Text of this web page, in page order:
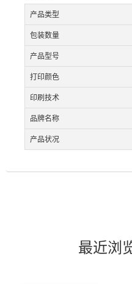
产品类型
包装数量
产品型号
打印颜色
印刷技术
品牌名称
产品状况
最近浏